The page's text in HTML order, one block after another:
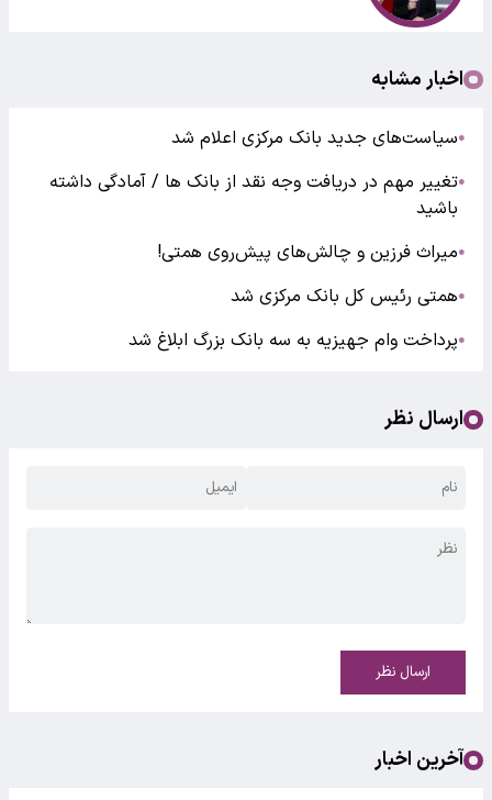
اخبار مشابه
●سیاست‌های جدید بانک مرکزی اعلام شد
●تغییر مهم در دریافت وجه نقد از بانک ها / آمادگی داشته
باشید
●میراث فرزین و چالش‌های پیش‌روی همتی!
●همتی رئیس کل بانک مرکزی شد
●پرداخت وام جهیزیه به سه بانک بزرگ ابلاغ شد
ارسال نظر
ارسال نظر
آخرین اخبار